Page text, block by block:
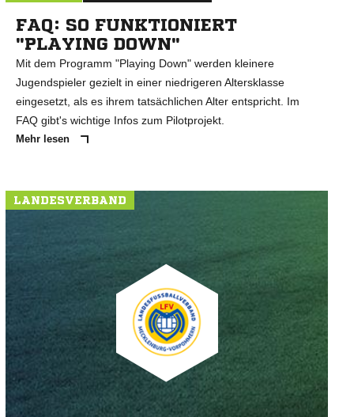
FAQ: SO FUNKTIONIERT
"PLAYING DOWN"
Mit dem Programm "Playing Down" werden kleinere
Jugendspieler gezielt in einer niedrigeren Altersklasse
eingesetzt, als es ihrem tatsächlichen Alter entspricht. Im
FAQ gibt's wichtige Infos zum Pilotprojekt.
Mehr lesen
LANDESVERBAND